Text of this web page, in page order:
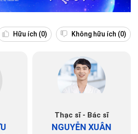
Hữu ích (0) Không hữu ích (0)
Thạc sĩ - Bác sĩ
NGUYỄN XUÂN